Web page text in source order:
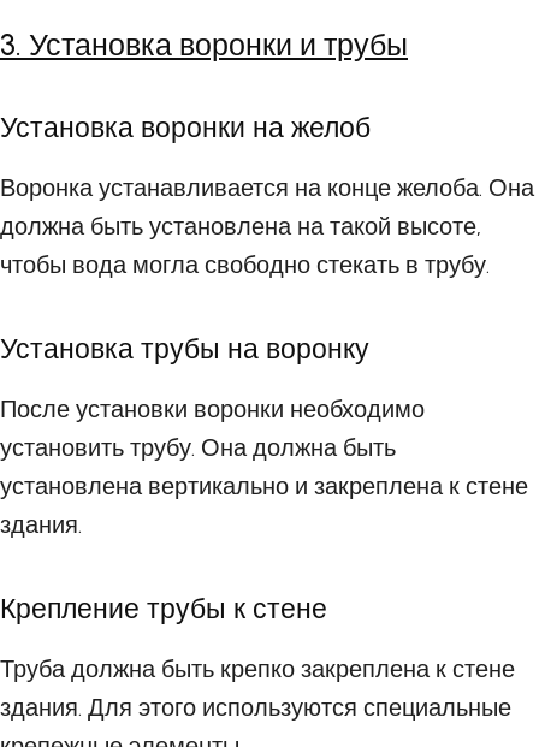
3. Установка воронки и трубы
Установка воронки на желоб
Воронка устанавливается на конце желоба. Она
должна быть установлена на такой высоте,
чтобы вода могла свободно стекать в трубу.
Установка трубы на воронку
После установки воронки необходимо
установить трубу. Она должна быть
установлена вертикально и закреплена к стене
здания.
Крепление трубы к стене
Труба должна быть крепко закреплена к стене
здания. Для этого используются специальные